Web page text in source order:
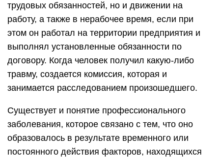
трудовых обязанностей, но и движении на
работу, а также в нерабочее время, если при
этом он работал на территории предприятия и
выполнял установленные обязанности по
договору. Когда человек получил какую-либо
травму, создается комиссия, которая и
занимается расследованием произошедшего.
Существует и понятие профессионального
заболевания, которое связано с тем, что оно
образовалось в результате временного или
постоянного действия факторов, находящихся